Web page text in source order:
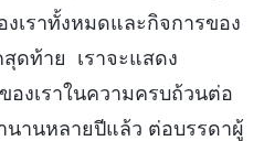
งเราทั้งหมดและกิจการของ
ดท้าย เราจะแสดง
องเราในความครบถ้วนต่อ
นานหลายปีแล้ว ต่อบรรดาผู้